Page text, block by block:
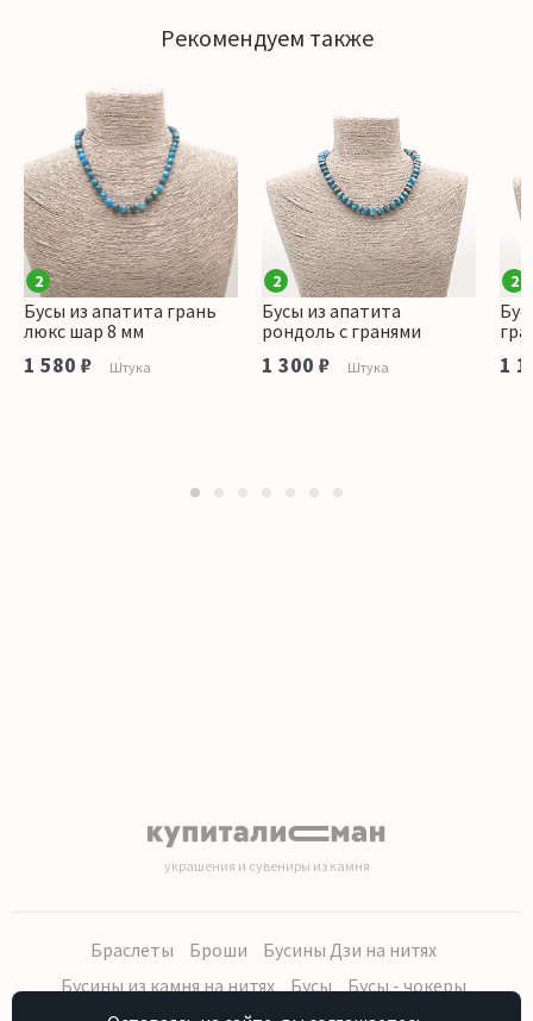
Рекомендуем также
2
Бусы из апатита грань
люкс шар 8 мм
1 580 ₽ Штука
2
Бусы из апатита
рондоль с гранями
1 300 ₽ Штука
2
1
украшения и сувениры из камня
Браслеты Броши
Бусины Дзи на нитях
Бусины из камня на нитях
Бусы
Бусы - чокеры